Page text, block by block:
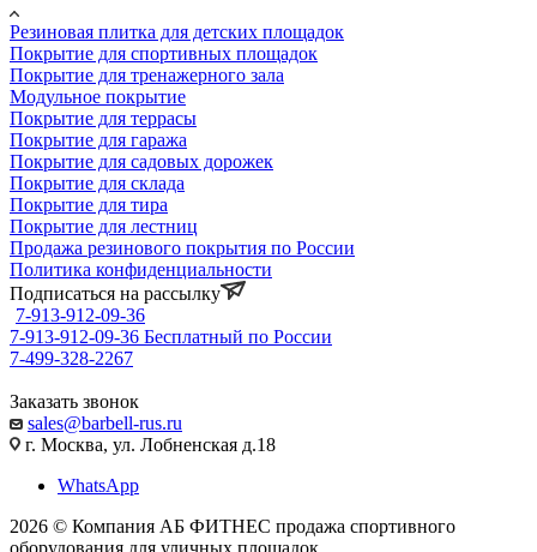
Резиновая плитка для детских площадок
Покрытие для спортивных площадок
Покрытие для тренажерного зала
Модульное покрытие
Покрытие для террасы
Покрытие для гаража
Покрытие для садовых дорожек
Покрытие для склада
Покрытие для тира
Покрытие для лестниц
Продажа резинового покрытия по России
Политика конфиденциальности
Подписаться на рассылку
7-913-912-09-36
7-913-912-09-36 Бесплатный по России
7-499-328-2267
Заказать звонок
sales@barbell-rus.ru
г. Москва, ул. Лобненская д.18
WhatsApp
2026 © Компания АБ ФИТНЕС продажа спортивного
оборудования для уличных площадок